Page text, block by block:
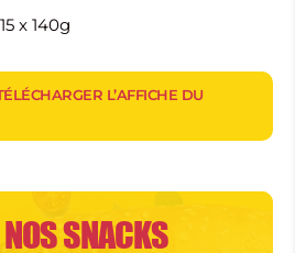
x 140g
L’AFFICHE DU
SNACKS